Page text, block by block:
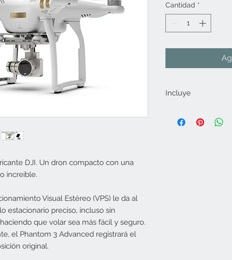
DJI. Un dron compacto con una
increible.
Visual Estéreo (VPS) le da al
estacionario preciso, incluso sin
que volar sea más fácil y seguro.
el Phantom 3 Advanced registrará el
original.
Cantidad *
Incluye
Batería inteligente